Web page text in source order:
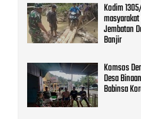
Kodim
Jembatan
Banjir
Komsos
Desa
Babinsa